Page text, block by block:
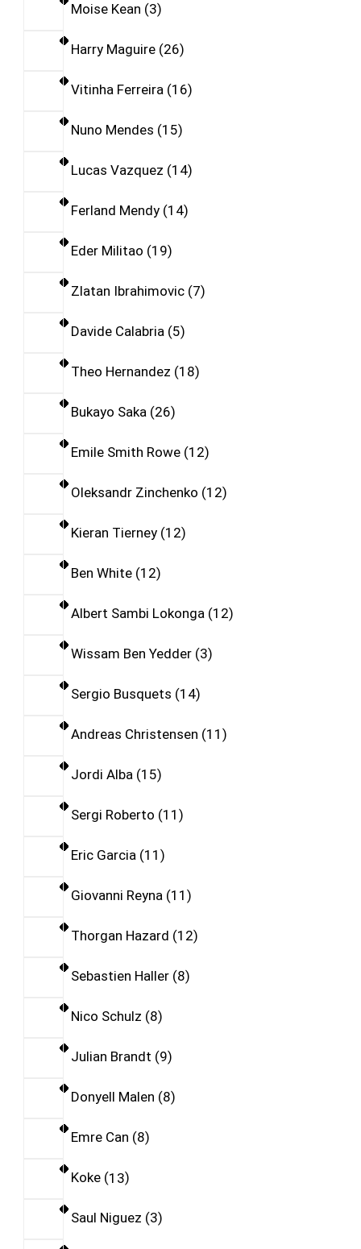
Moise Kean 3
Harry Maguire 26
Vitinha Ferreira 16
Nuno Mendes 15
Lucas Vazquez 14
Ferland Mendy 14
Eder Militao 19
Zlatan Ibrahimovic 7
Davide Calabria 5
Theo Hernandez 18
Bukayo Saka 26
Emile Smith Rowe 12
Oleksandr Zinchenko 12
Kieran Tierney 12
Ben White 12
Albert Sambi Lokonga 12
Wissam Ben Yedder 3
Sergio Busquets 14
Andreas Christensen 11
Jordi Alba 15
Sergi Roberto 11
Eric Garcia 11
Giovanni Reyna 11
Thorgan Hazard 12
Sebastien Haller 8
Nico Schulz 8
Julian Brandt 9
Donyell Malen 8
Emre Can 8
Koke 13
Saul Niguez 3